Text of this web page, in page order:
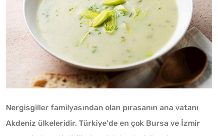
Nergisgiller familyasından olan pırasanın ana vatanı
Akdeniz ülkeleridir. Türkiye'de en çok Bursa ve İzmir